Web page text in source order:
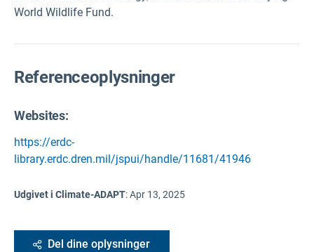
World Wildlife Fund.
Referenceoplysninger
Websites:
https://erdc-
library.erdc.dren.mil/jspui/handle/11681/41946
Udgivet i Climate-ADAPT:Apr 13, 2025
Del dine oplysninger